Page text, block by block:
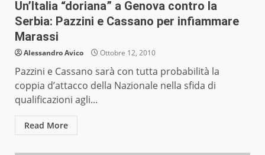
Un’Italia “doriana” a Genova contro la
Serbia: Pazzini e Cassano per infiammare
Marassi
Alessandro Avico Ottobre 12, 2010
Pazzini e Cassano sarà con tutta probabilità la
coppia d’attacco della Nazionale nella sfida di
qualificazioni agli...
Read More